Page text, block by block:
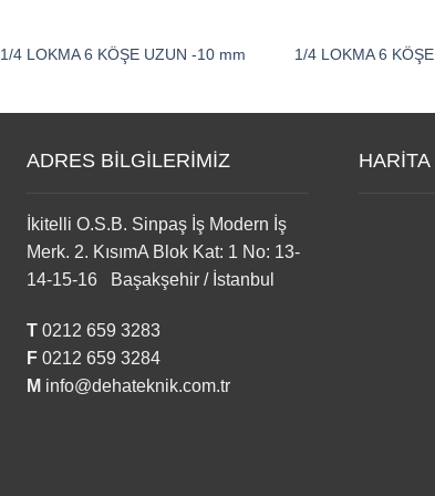
1/4 LOKMA 6 KÖŞE UZUN -10 mm 1/4 LOKMA 6
ADRES BİLGİLERİMİZ
İkitelli O.S.B. Sinpaş İş Modern İş
Merk. 2. KısımA Blok Kat: 1 No: 13-
14-15-16 Başakşehir / İstanbul
T 0212 659 3283
F 0212 659 3284
M info@dehateknik.com.tr